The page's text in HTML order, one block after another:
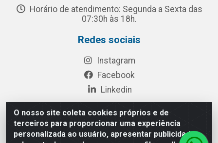
O nosso site coleta cookies próprios e de
terceiros para proporcionar uma experiência
personalizada ao usuário, apresentar publicidade
Horário de atendimento: Segunda a Sexta das
07:30h às 18h.
Redes sociais
Instagram
Facebook
Linkedin
Rua Chipuê, 117 - S. Miguel Paulista São Paulo/SP - CEP
08010-260- CNPJ: 03.010.739/0001-72